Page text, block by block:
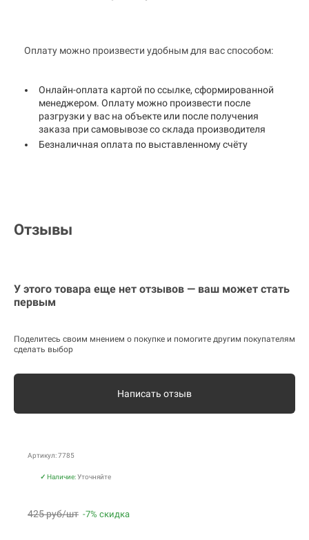
Оплату можно произвести удобным для вас способом:
Онлайн-оплата картой по ссылке, сформированной
менеджером. Оплату можно произвести после
разгрузки у вас на объекте или после получения
заказа при самовывозе со склада производителя
Безналичная оплата по выставленному счёту
Отзывы
У этого товара еще нет отзывов — ваш может стать
первым
Поделитесь своим мнением о покупке и помогите другим покупателям
сделать выбор
Написать отзыв
Артикул: 7785
✓ Наличие:Уточняйте
425 руб/шт -7% скидка